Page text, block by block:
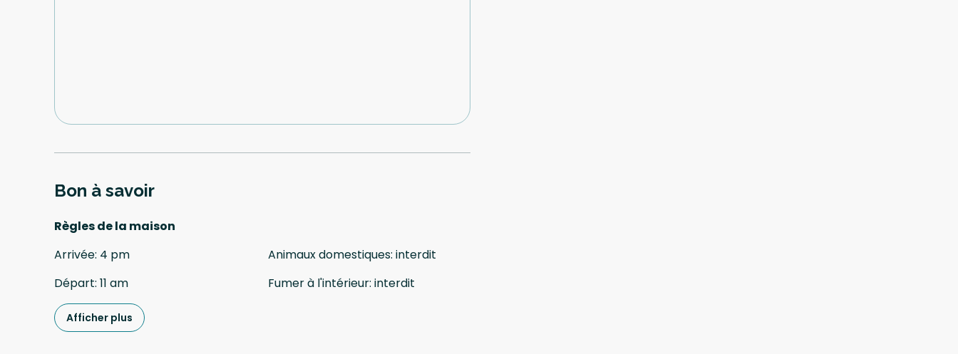
Bon à savoir
Règles de la maison
Arrivée: 4 pm
Départ: 11 am
Animaux domestiques: interdit
Fumer à l'intérieur: interdit
Afficher plus